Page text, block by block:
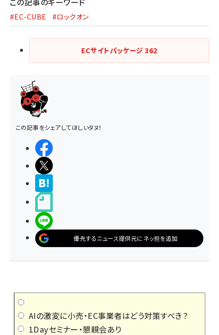
#EC-CUBE #ロックオン
ECサイトパッケージ362
この記事をシェアしてほしいタヌ！
優先するニュース提供元にネッ担を追加
AIの激変に小売・EC事業者はどう対策すべき？
1Dayセミナー・懇親会あり